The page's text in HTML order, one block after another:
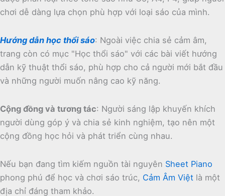
chơi dễ dàng lựa chọn phù hợp với loại sáo của mình.
Hướng dẫn học thổi sáo: Ngoài việc chia sẻ cảm âm,
trang còn có mục "Học thổi sáo" với các bài viết hướng
dẫn kỹ thuật thổi sáo, phù hợp cho cả người mới bắt đầu
và những người muốn nâng cao kỹ năng.
Cộng đồng và tương tác: Người sáng lập khuyến khích
người dùng góp ý và chia sẻ kinh nghiệm, tạo nên một
cộng đồng học hỏi và phát triển cùng nhau.
Nếu bạn đang tìm kiếm nguồn tài nguyên Sheet Piano
phong phú để học và chơi sáo trúc, Cảm Âm Việt là một
địa chỉ đáng tham khảo.